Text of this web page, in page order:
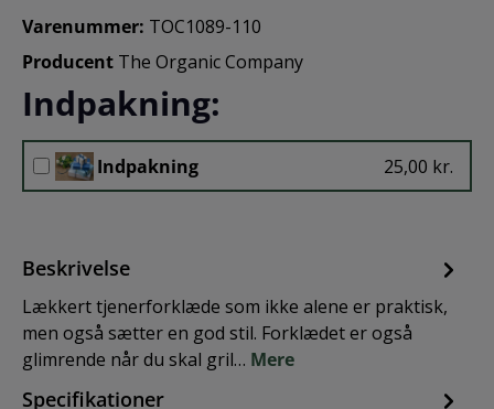
Varenummer: TOC1089-110
Producent The Organic Company
Indpakning:
Indpakning 25,00 kr.
Beskrivelse
Lækkert tjenerforklæde som ikke alene er praktisk,
men også sætter en god stil. Forklædet er også
glimrende når du skal gril… Mere
Specifikationer